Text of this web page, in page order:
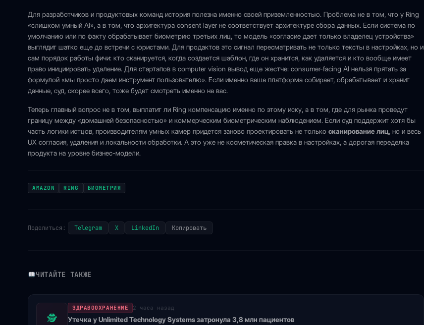
Для разработчиков и продуктовых команд история полезна именно своей приземленностью. Проблема не в том, что у Ring
«слишком умный AI», а в том, что архитектура consent layer не соответствует архитектуре сбора данных. Если система по
умолчанию или по факту обрабатывает биометрию третьих лиц, то модель «согласие дает только владелец устройства»
выглядит шатко еще до встречи с юристами. Для продактов это сигнал пересматривать не только тексты в настройках, но и
сам порядок работы фичи: кто сканируется, когда создается шаблон, где он хранится, как удаляется и кто вообще имеет
право инициировать удаление. Для стартапов в computer vision вывод еще жестче: consumer-facing AI нельзя прятать за
формулой «мы просто даем инструмент пользователю». Если именно ваша платформа собирает, обрабатывает и хранит
данные, суд, скорее всего, тоже будет смотреть именно на вас.
Теперь главный вопрос не в том, выплатит ли Ring компенсацию именно по этому иску, а в том, где для рынка проведут
границу между «домашней безопасностью» и коммерческим биометрическим наблюдением. Если суд поддержит хотя бы
часть логики истцов, производителям умных камер придется заново проектировать не только сканирование лиц, но и весь
UX согласия, удаления и локальности обработки. А это уже не косметическая правка в настройках, а дорогая переделка
продукта на уровне бизнес-модели.
AMAZON RING БИОМЕТРИЯ
Поделиться: Telegram X LinkedIn Копировать
ЧИТАЙТЕ ТАКЖЕ
🕵
ЗДРАВООХРАНЕНИЕ 2 часа назад
Утечка у Unlimited Technology Systems затронула 3,8 млн пациентов